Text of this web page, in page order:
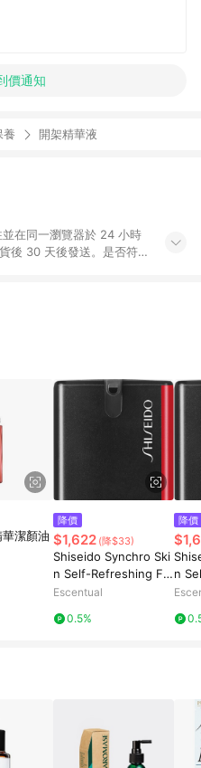
價通知
養 開架精華液
在同一瀏覽器於 24 小時
後 30 天後發送。​是否符
電視聽/運動戶外/母嬰用
通知」之官方帳號訊息通
(5)LINE購物設有「單一商
「回饋無上限」)，以同一
單成立當下LINE購物的回
潔顏油
降價
$1,622 (降$33)
Shiseido Synchro Ski
n Self-Refreshing Fo
undation SPF30 30ml
Escentual
0.5%
降價
n